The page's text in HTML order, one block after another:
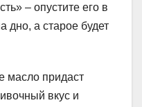
– опустите его в
дно, а старое будет
масло придаст
вкус и